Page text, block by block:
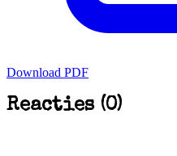
Download PDF
Reacties (0)